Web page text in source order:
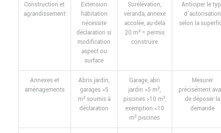
Construction et
agrandissement
Extension
habitation
nécessite
déclaration si
modification
aspect ou
surface
Surélévation,
véranda, annexe
accolée, au-delà
20 m² = permis
construire
Anticiper le
d’autorisation
selon la
Annexes et
aménagements
Abris jardin,
garages >5
m² soumis à
déclaration
Garage, abri
jardin >5 m²,
piscines >10 m²,
exemption <10
m² piscines
Mesurer
précisément
de déposer la
demande